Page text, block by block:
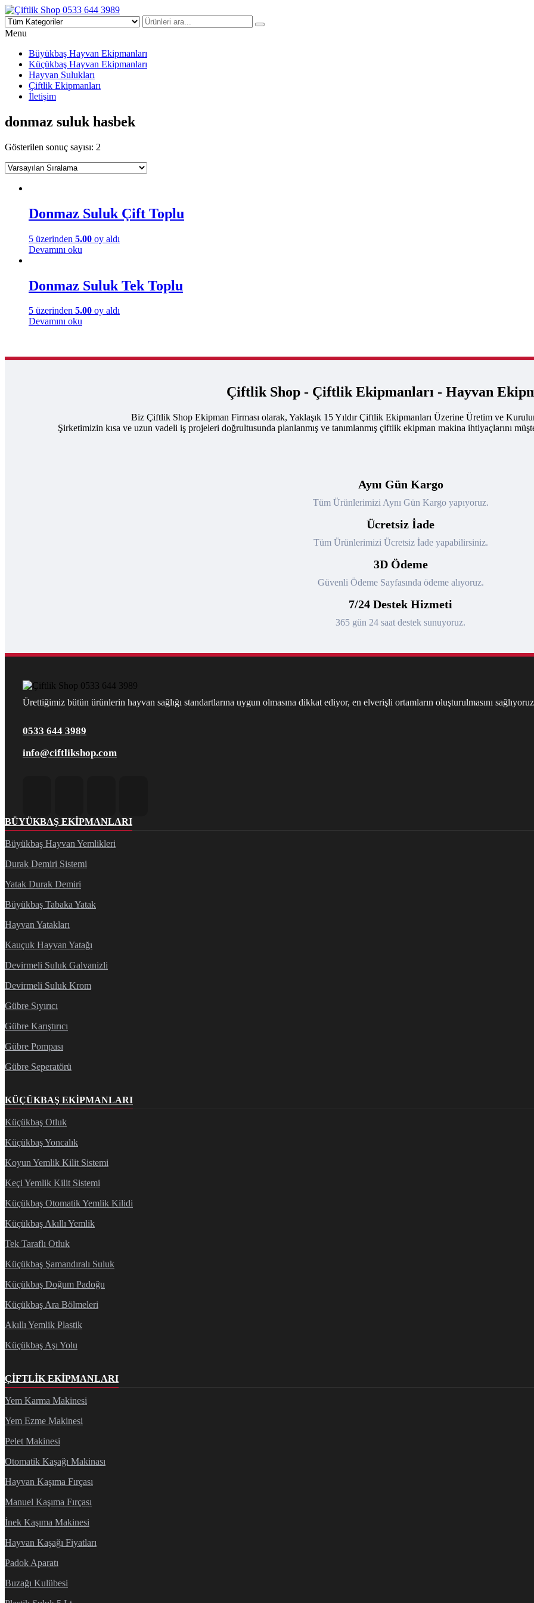
Çiftlik Shop 0533 644 3989
Menu
Büyükbaş Hayvan Ekipmanları
Küçükbaş Hayvan Ekipmanları
Hayvan Sulukları
Çiftlik Ekipmanları
İletişim
donmaz suluk hasbek
Gösterilen sonuç sayısı: 2
Donmaz Suluk Çift Toplu
5 üzerinden 5.00 oy aldı
Devamını oku
Donmaz Suluk Tek Toplu
5 üzerinden 5.00 oy aldı
Devamını oku
Çiftlik Shop - Çiftlik Ekipmanları - Hayvan
Biz Çiftlik Shop Ekipman Firması olarak, Yaklaşık 15 Yıldır Çiftlik Ekipmanları Üzerine Üretim ve
Şirketimizin kısa ve uzun vadeli iş projeleri doğrultusunda planlanmış ve tanımlanmış çiftlik ekipman makina ihtiyaçlarını
Aynı Gün Kargo
Tüm Ürünlerimizi Aynı Gün Kargo yapıyoruz.
Ücretsiz İade
Tüm Ürünlerimizi Ücretsiz İade yapabilirsiniz.
3D Ödeme
Güvenli Ödeme Sayfasında ödeme alıyoruz.
7/24 Destek Hizmeti
365 gün 24 saat destek sunuyoruz.
Ürettiğimiz bütün ürünlerin hayvan sağlığı standartlarına uygun olmasına dikkat ediyor, en elverişli ortamların oluşturulmasını
0533 644 3989
info@ciftlikshop.com
BÜYÜKBAŞ EKIPMANLARI
Büyükbaş Hayvan Yemlikleri
Durak Demiri Sistemi
Yatak Durak Demiri
Büyükbaş Tabaka Yatak
Hayvan Yatakları
Kauçuk Hayvan Yatağı
Devirmeli Suluk Galvanizli
Devirmeli Suluk Krom
Gübre Sıyırıcı
Gübre Karıştırıcı
Gübre Pompası
Gübre Seperatörü
KÜÇÜKBAŞ EKIPMANLARI
Küçükbaş Otluk
Küçükbaş Yoncalık
Koyun Yemlik Kilit Sistemi
Keçi Yemlik Kilit Sistemi
Küçükbaş Otomatik Yemlik Kilidi
Küçükbaş Akıllı Yemlik
Tek Taraflı Otluk
Küçükbaş Şamandıralı Suluk
Küçükbaş Doğum Padoğu
Küçükbaş Ara Bölmeleri
Akıllı Yemlik Plastik
Küçükbaş Aşı Yolu
ÇIFTLIK EKIPMANLARI
Yem Karma Makinesi
Yem Ezme Makinesi
Pelet Makinesi
Otomatik Kaşağı Makinası
Hayvan Kaşıma Fırçası
Manuel Kaşıma Fırçası
İnek Kaşıma Makinesi
Hayvan Kaşağı Fiyatları
Padok Aparatı
Buzağı Kulübesi